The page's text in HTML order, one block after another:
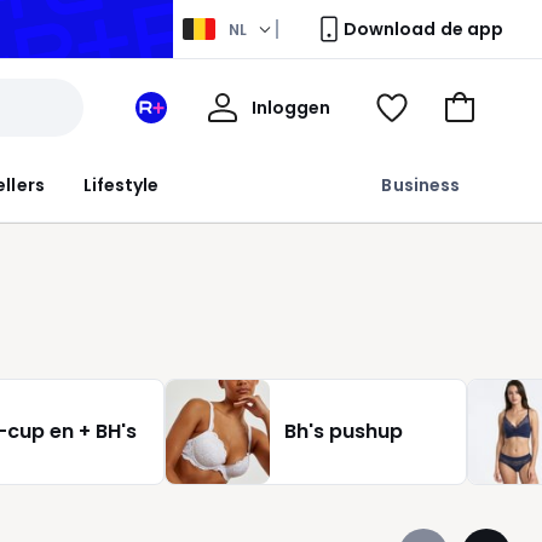
NL Download de app
Lifestyle Business
Mijn
+
Inloggen
Mijn
Kijk
Naar
cup en + BH's Bh's pushup